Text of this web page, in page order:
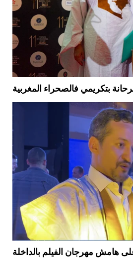
بتكريمي فالصحراء المغربية
هامش مهرجان الفيلم بالداخلة